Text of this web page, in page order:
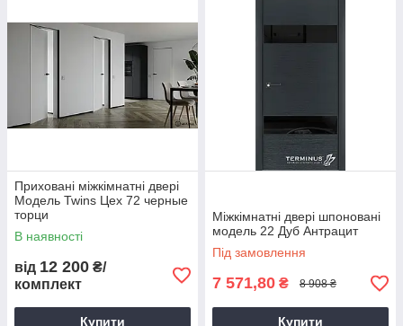
Приховані міжкімнатні двері
Модель Twins Цех 72 черные
торци
В наявності
від 12 200 ₴/
комплект
Купити
Міжкімнатні двері шпоновані
модель 22 Дуб Антрацит
Під замовлення
7 571,80 ₴ 8 908 ₴
Купити